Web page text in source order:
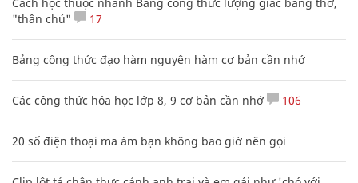
"thần chú"
17
Bảng công thức đạo hàm nguyên hàm cơ bản cần nhớ
Các công thức hóa học lớp 8, 9 cơ bản cần nhớ 106
20 số điện thoại ma ám bạn không bao giờ nên gọi